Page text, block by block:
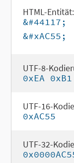
HTML-Entität:
&#44117;
&#xAC55;
UTF-8-
0xEA
UTF-16-
0xAC55
UTF-32-